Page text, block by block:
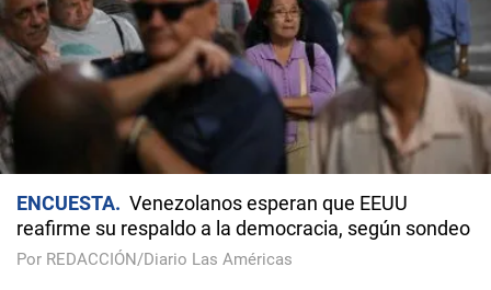
ENCUESTA
Venezolanos esperan que EEUU
reafirme su respaldo a la democracia, según sondeo
Por REDACCIÓN/Diario Las Américas